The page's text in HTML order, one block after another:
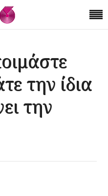
την ίδια
την